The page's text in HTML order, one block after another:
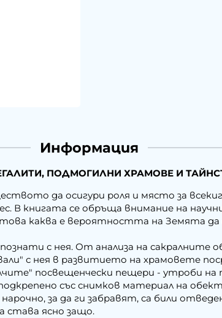
Информация
ПОДМОГИЛНИ ХРАМОВЕ И
да осигури роля и място за
В книгата се обръща внимание на
каква е вероятността на Земята да
с нея. От анализа на сакралните
с нея в развитието на храмовете
посвещенчески пещери - утроби
със снимков материал на
за да ги забравят, са били
става ясно защо.